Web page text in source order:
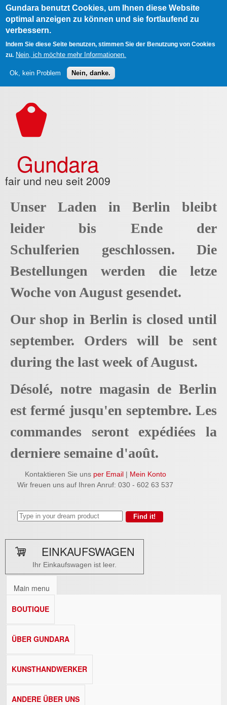
Gundara benutzt Cookies, um Ihnen diese Website
optimal anzeigen zu können und sie fortlaufend zu
verbessern.
Indem Sie diese Seite benutzen, stimmen Sie der Benutzung von Cookies
zu. Nein, ich möchte mehr Informationen.
Ok, kein Problem Nein, danke.
Gundara
fair und neu seit 2009
Unser Laden in Berlin bleibt
leider bis Ende der
Schulferien geschlossen. Die
Bestellungen werden die letze
Woche von August gesendet.
Our shop in Berlin is closed until
september. Orders will be sent
during the last week of August.
Désolé, notre magasin de Berlin
est fermé jusqu'en septembre. Les
commandes seront expédiées la
derniere semaine d'août.
Kontaktieren Sie uns per Email| Mein Konto
Wir freuen uns auf Ihren Anruf: 030 - 602 63 537
EINKAUFSWAGEN
Ihr Einkaufswagen ist leer.
Main menu
BOUTIQUE
ÜBER GUNDARA
KUNSTHANDWERKER
ANDERE ÜBER UNS